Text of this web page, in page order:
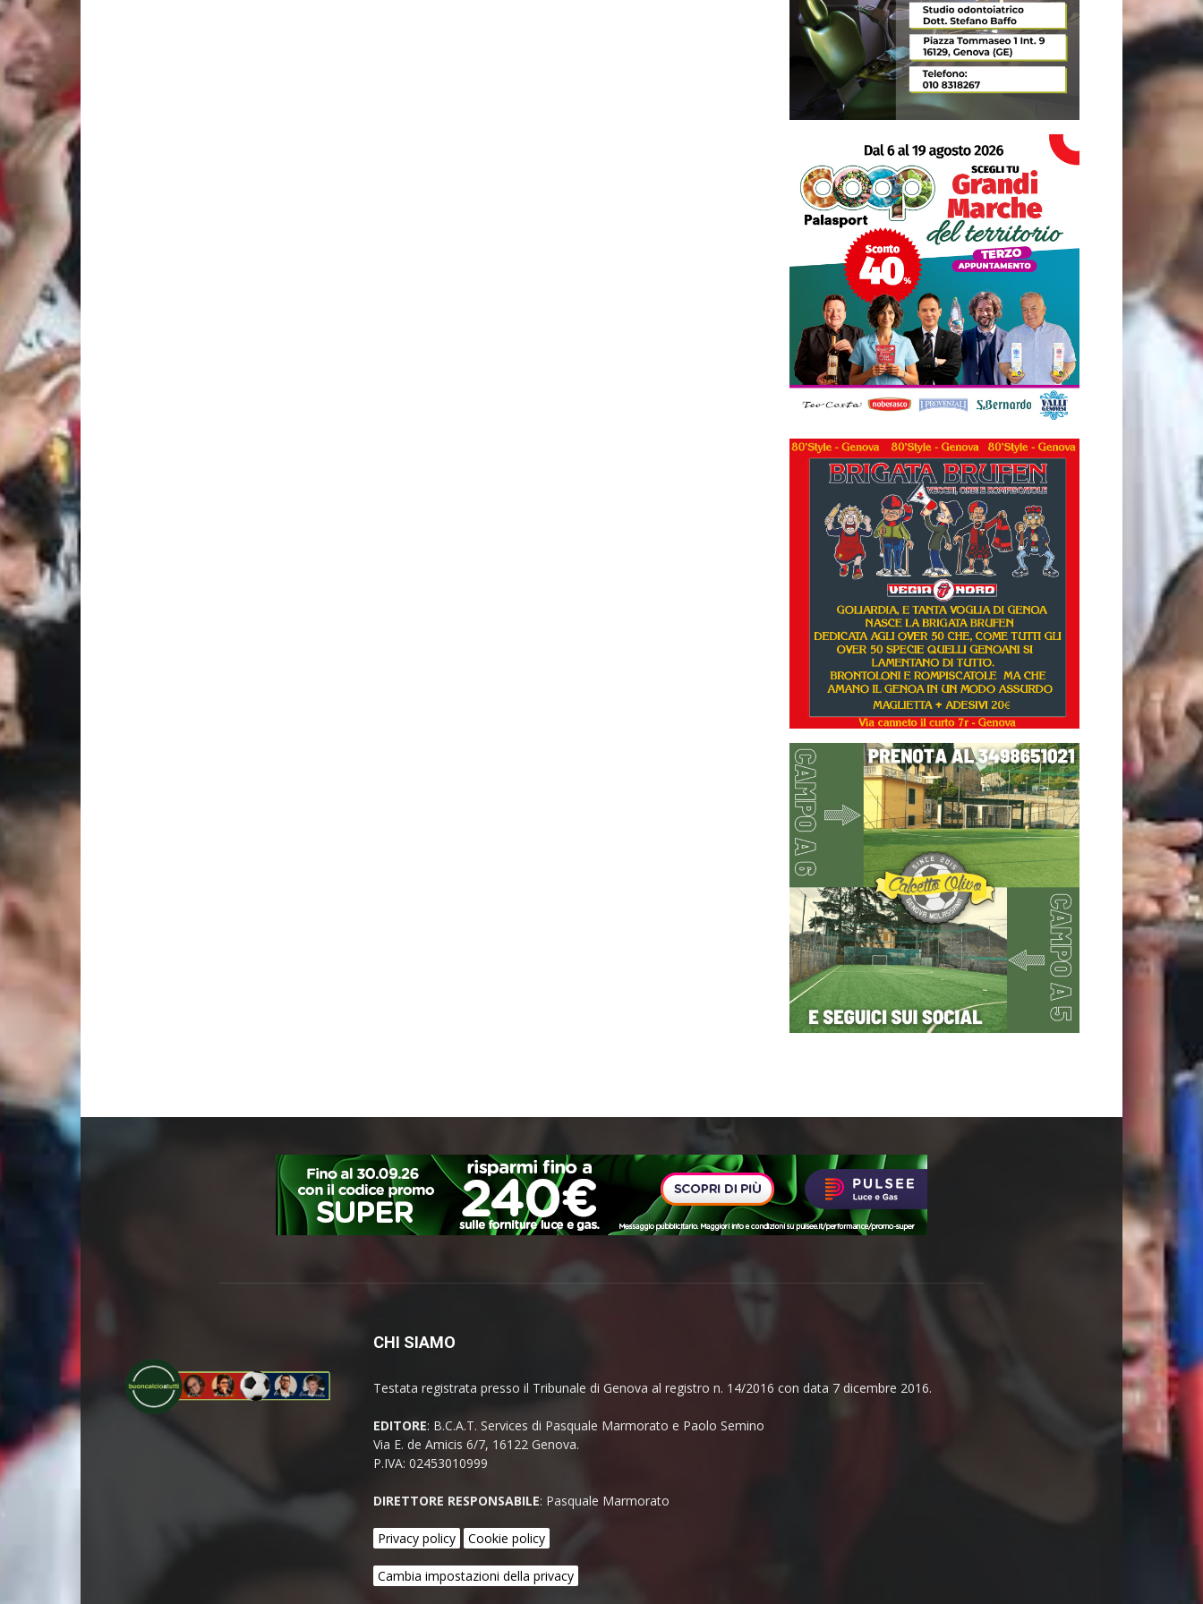
CHI SIAMO
Testata registrata presso il Tribunale di Genova al registro n. 14/2016 con data 7 dicembre 2016.
EDITORE: B.C.A.T. Services di Pasquale Marmorato e Paolo Semino
Via E. de Amicis 6/7, 16122 Genova.
P.IVA: 02453010999
DIRETTORE RESPONSABILE: Pasquale Marmorato
Privacy policy Cookie policy
Cambia impostazioni della privacy